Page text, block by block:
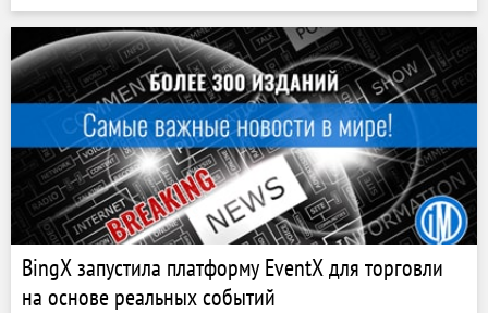
BingX запустила платформу EventX для торговли
на основе реальных событий